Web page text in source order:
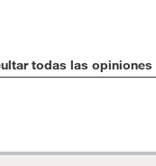
todas las opiniones